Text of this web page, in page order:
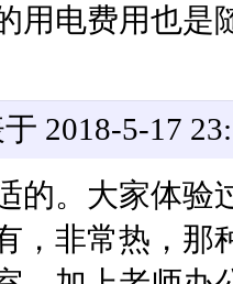
用电费用也是
2018-5-17
的。大家体验
，非常热，那